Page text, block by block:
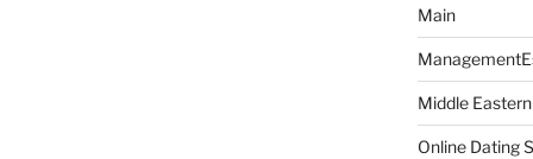
Main
Middle
Online Dating